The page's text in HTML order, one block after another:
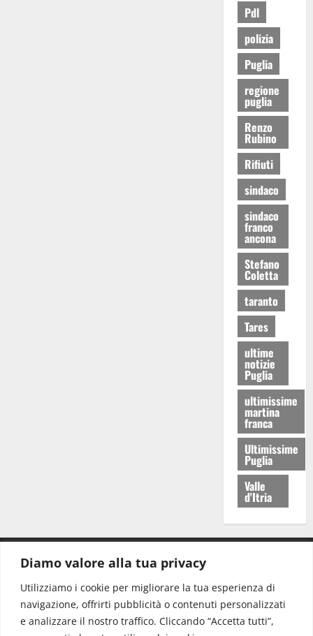
Diamo valore alla tua privacy
Utilizziamo i cookie per migliorare la tua esperienza di
navigazione, offrirti pubblicità o contenuti personalizzati
e analizzare il nostro traffico. Cliccando “Accetta tutti”,
Pdl
polizia
Puglia
regione
puglia
Renzo
Rubino
Rifiuti
sindaco
sindaco
franco
ancona
Stefano
Coletta
taranto
Tares
ultime
notizie
Puglia
ultimissime
martina
franca
Ultimissime
Puglia
Valle
d'Itria
Redazione: redazione@www.martinasera.it
Direttore:direttore@www.martinasera.it